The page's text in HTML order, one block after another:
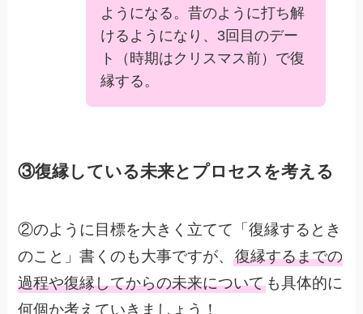
ようになる。昔のように打ち解
けるようになり、3回目のデー
ト（時期はクリスマス前）で復
縁する。
③復縁している未来とプロセスを考える
②のように目標を大きく立てて「復縁するとき
のこと」書くのも大事ですが、復縁するまでの
過程や復縁してからの未来について も具体的に
何個か考えていきましょう！